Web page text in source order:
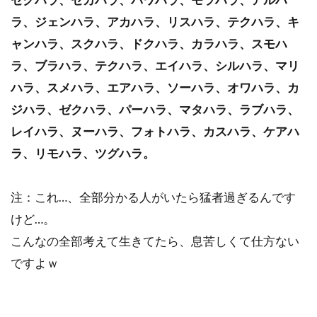
ラ、ジェンハラ、アカハラ、リスハラ、テクハラ、キ
ャンハラ、スクハラ、ドクハラ、カラハラ、スモハ
ラ、ブラハラ、テクハラ、エイハラ、シルハラ、マリ
ハラ、スメハラ、エアハラ、ソーハラ、オワハラ、カ
ジハラ、ゼクハラ、パーハラ、マタハラ、ラブハラ、
レイハラ、ヌーハラ、フォトハラ、カスハラ、ケアハ
ラ、リモハラ、ツグハラ。
注：これ…、全部分かる人がいたら猛者過ぎるんです
けど…。
こんなの全部考えて生きてたら、息苦しくて仕方ない
ですよｗ